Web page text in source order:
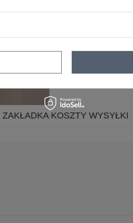
ZAKŁADKA KOSZTY WYSYŁKI